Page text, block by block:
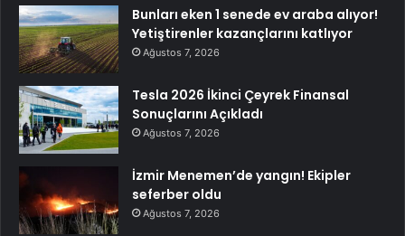
Bunları eken 1 senede ev araba alıyor!
Yetiştirenler kazançlarını katlıyor
Ağustos 7, 2026
Tesla 2026 İkinci Çeyrek Finansal
Sonuçlarını Açıkladı
Ağustos 7, 2026
İzmir Menemen’de yangın! Ekipler
seferber oldu
Ağustos 7, 2026